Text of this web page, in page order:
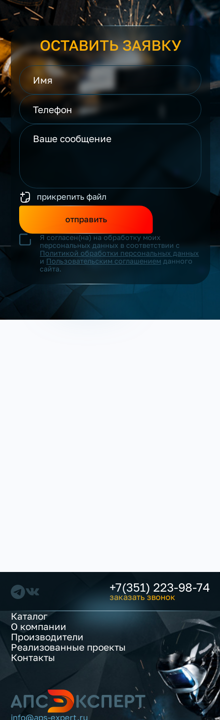
ОСТАВИТЬ ЗАЯВКУ
прикрепить файл
отправить
Я согласен(на) на обработку моих
персональных данных в соответствии с
Политикой обработки персональных данных
и Пользовательским соглашением данного
сайта.
+7(351) 223-98-74
заказать звонок
Каталог
О компании
Производители
Реализованные проекты
Контакты
info@aps-expert.ru